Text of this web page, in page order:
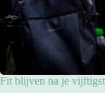
Fit blijven na je